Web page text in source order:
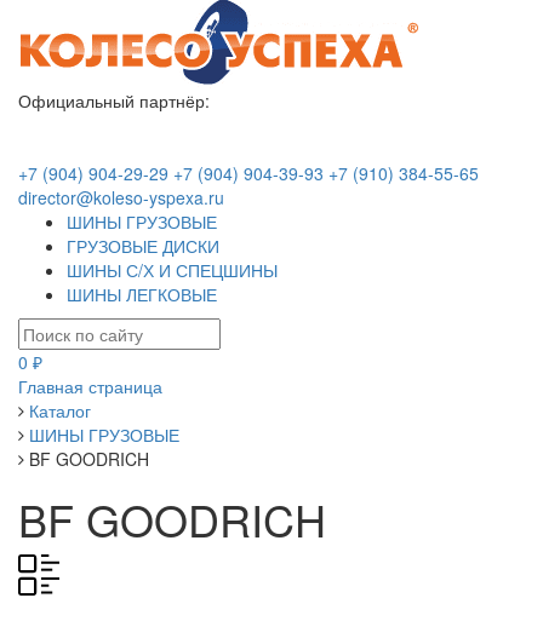
Официальный партнёр:
+7 (904) 904-29-29 +7 (904) 904-39-93 +7 (910) 384-55-65
director@koleso-yspexa.ru
ШИНЫ ГРУЗОВЫЕ
ГРУЗОВЫЕ ДИСКИ
ШИНЫ С/Х И СПЕЦШИНЫ
ШИНЫ ЛЕГКОВЫЕ
0 ₽
Главная страница
Каталог
ШИНЫ ГРУЗОВЫЕ
BF GOODRICH
BF GOODRICH